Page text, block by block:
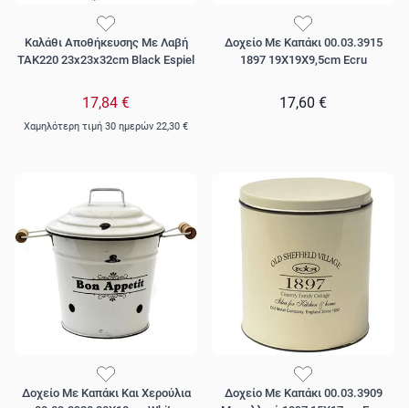
Καλάθι Αποθήκευσης Με Λαβή
TAK220 23x23x32cm Black Espiel
17,84 €
Χαμηλότερη τιμή 30 ημερών 22,30 €
Δοχείο Με Καπάκι 00.03.3915
1897 19Χ19Χ9,5cm Ecru
17,60 €
Δοχείο Με Καπάκι Και Χερούλια
Δοχείο Με Καπάκι 00.03.3909